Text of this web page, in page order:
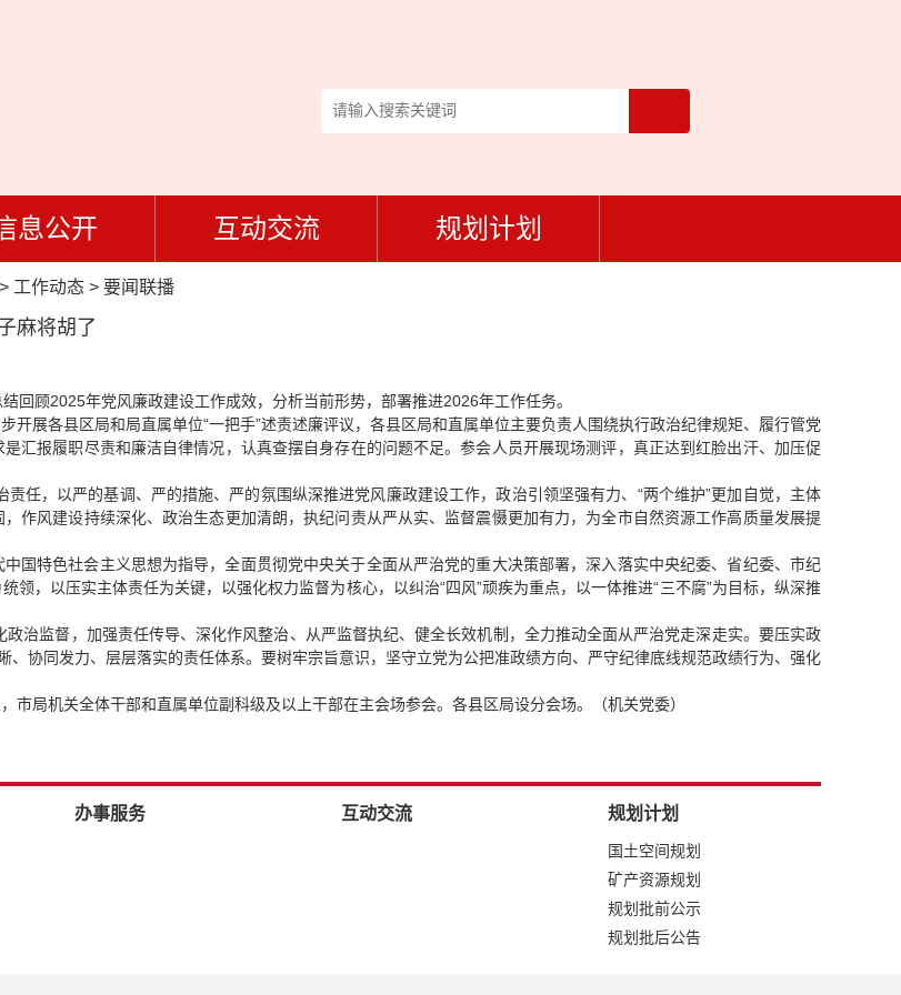
息公开 互动交流 规划计划
> 工作动态 > 要闻联播
麻将胡了
回顾2025年党风廉政建设工作成效，分析当前形势，部署推进2026年工作任务。
展各县区局和局直属单位“一把手”述责述廉评议，各县区局和直属单位主要负责人围绕执行政治纪律规矩、履行管党
汇报履职尽责和廉洁自律情况，认真查摆自身存在的问题不足。参会人员开展现场测评，真正达到红脸出汗、加压促
任，以严的基调、严的措施、严的氛围纵深推进党风廉政建设工作，政治引领坚强有力、“两个维护”更加自觉，主体
作风建设持续深化、政治生态更加清朗，执纪问责从严从实、监督震慑更加有力，为全市自然资源工作高质量发展提
国特色社会主义思想为指导，全面贯彻党中央关于全面从严治党的重大决策部署，深入落实中央纪委、省纪委、市纪
，以压实主体责任为关键，以强化权力监督为核心，以纠治“四风”顽疾为重点，以一体推进“三不腐”为目标，纵深推
治监督，加强责任传导、深化作风整治、从严监督执纪、健全长效机制，全力推动全面从严治党走深走实。要压实政
、协同发力、层层落实的责任体系。要树牢宗旨意识，坚守立党为公把准政绩方向、严守纪律底线规范政绩行为、强化
局机关全体干部和直属单位副科级及以上干部在主会场参会。各县区局设分会场。（机关党委）
办事服务 互动交流 规划计划
国土空间规划
矿产资源规划
规划批前公示
规划批后公告